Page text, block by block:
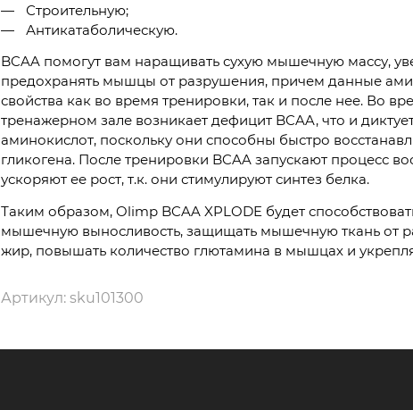
Строительную;
Антикатаболическую.
BCAA помогут вам наращивать сухую мышечную массу,
предохранять мышцы от разрушения, причем данные
свойства как во время тренировки, так и после нее. Во
тренажерном зале возникает дефицит BCAA, что и
аминокислот, поскольку они способны быстро
гликогена. После тренировки BCAA запускают процесс
ускоряют ее рост, т.к. они стимулируют синтез белка.
Таким образом, Olimp BCAA XPLODE будет
мышечную выносливость, защищать мышечную ткань от
жир, повышать количество глютамина в мышцах и
Артикул: sku101300